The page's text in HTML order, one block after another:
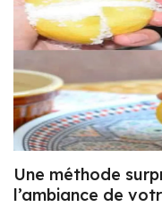
Une méthode
l’ambiance de